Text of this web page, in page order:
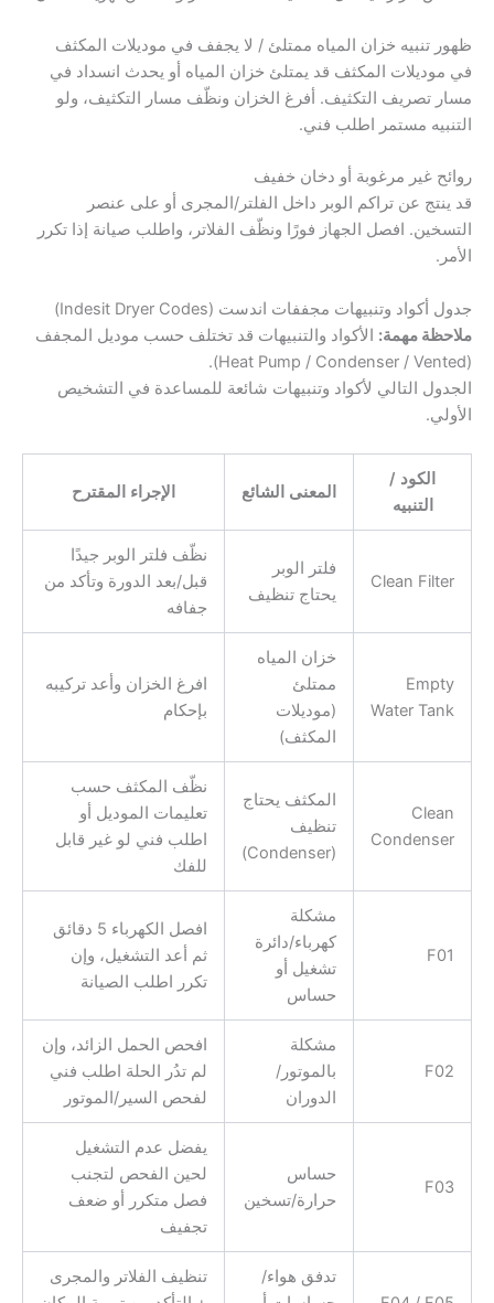
ظهور تنبيه خزان المياه ممتلئ / لا يجفف في موديلات المكثف
في موديلات المكثف قد يمتلئ خزان المياه أو يحدث انسداد في
مسار تصريف التكثيف. أفرغ الخزان ونظّف مسار التكثيف، ولو
التنبيه مستمر اطلب فني.
روائح غير مرغوبة أو دخان خفيف
قد ينتج عن تراكم الوبر داخل الفلتر/المجرى أو على عنصر
التسخين. افصل الجهاز فورًا ونظّف الفلاتر، واطلب صيانة إذا تكرر
الأمر.
جدول أكواد وتنبيهات مجففات اندست (Indesit Dryer Codes)
ملاحظة مهمة: الأكواد والتنبيهات قد تختلف حسب موديل المجفف
(Heat Pump / Condenser / Vented).
الجدول التالي لأكواد وتنبيهات شائعة للمساعدة في التشخيص
الأولي.
الكود /
التنبيه
المعنى الشائع الإجراء المقترح
Clean Filter
فلتر الوبر
يحتاج تنظيف
نظّف فلتر الوبر جيدًا
قبل/بعد الدورة وتأكد من
جفافه
Empty
Water Tank
خزان المياه
ممتلئ
(موديلات
المكثف)
افرغ الخزان وأعد تركيبه
بإحكام
Clean
Condenser
المكثف يحتاج
تنظيف
(Condenser)
نظّف المكثف حسب
تعليمات الموديل أو
اطلب فني لو غير قابل
للفك
F01
مشكلة
كهرباء/دائرة
تشغيل أو
حساس
افصل الكهرباء 5 دقائق
ثم أعد التشغيل، وإن
تكرر اطلب الصيانة
F02
مشكلة
بالموتور/
الدوران
افحص الحمل الزائد، وإن
لم تدُر الحلة اطلب فني
لفحص السير/الموتور
F03
حساس
حرارة/تسخين
يفضل عدم التشغيل
لحين الفحص لتجنب
فصل متكرر أو ضعف
تجفيف
تدفق هواء/
تنظيف الفلاتر والمجرى